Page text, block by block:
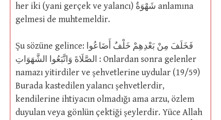
her iki (yani gerçek ve yalancı) شَهْوَةٌ anlamına
gelmesi de muhtemeldir.
Şu sözüne gelince: فَخَلَفَ مِنْ بَعْدِهِمْ خَلْفٌ أَضَاعُوا
الصَّلَاةَ وَاتَّبَعُوا الشَّهَوَاتِ : Onlardan sonra gelenler
namazı yitirdiler ve şehvetlerine uydular (19/59)
Burada kastedilen yalancı şehvetlerdir,
kendilerine ihtiyacın olmadığı ama arzu, özlem
duyulan veya gönlün çektiği şeylerdir. Yüce Allah